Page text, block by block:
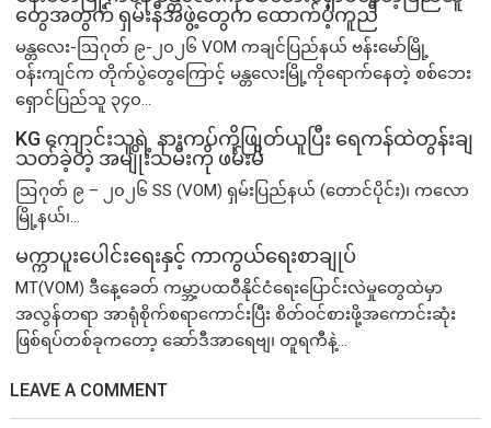
တွေအတွက် ရှမ်းနီအဖွဲ့တွေက ထောက်ပံ့ကူညီ
မန္တလေး-ဩဂုတ် ၉-၂၀၂၆ VOM ကချင်ပြည်နယ် ဗန်းမော်မြို့
ဝန်းကျင်က တိုက်ပွဲတွေကြောင့် မန္တလေးမြို့ကိုရောက်နေတဲ့ စစ်ဘေး
ရှောင်ပြည်သူ ၃၄၀...
KG ကျောင်းသူရဲ့ နားကပ်ကိုဖြုတ်ယူပြီး ရေကန်ထဲတွန်းချ
သတ်ခဲ့တဲ့ အမျိုးသမီးကို ဖမ်းမိ
ဩဂုတ် ၉ – ၂၀၂၆ SS (VOM) ရှမ်းပြည်နယ် (တောင်ပိုင်း)၊ ကလော
မြို့နယ်၊...
မက္ကာပူးပေါင်းရေးနှင့် ကာကွယ်ရေးစာချုပ်
MT(VOM) ​ဒီနေ့ခေတ် ကမ္ဘာ့ပထဝီနိုင်ငံရေးပြောင်းလဲမှုတွေထဲမှာ
အလွန်တရာ အာရုံစိုက်စရာကောင်းပြီး စိတ်ဝင်စားဖို့အကောင်းဆုံး
ဖြစ်ရပ်တစ်ခုကတော့ ဆော်ဒီအာရေဗျ၊ တူရကီနဲ့...
LEAVE A COMMENT